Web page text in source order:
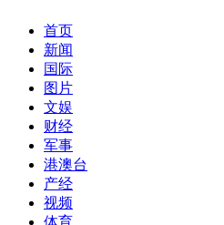
首页
新闻
国际
图片
文娱
财经
军事
港澳台
产经
视频
体育